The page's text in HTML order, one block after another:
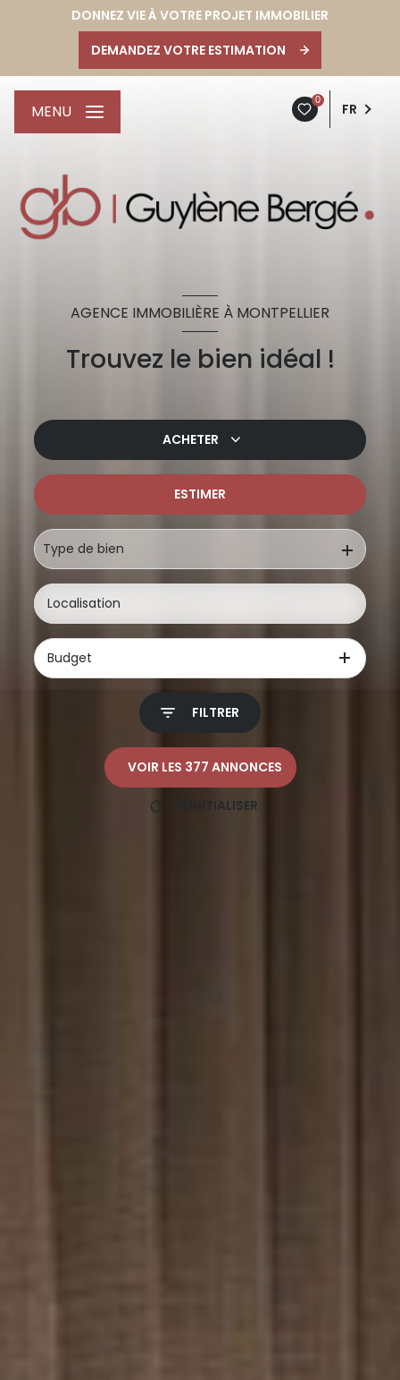
DONNEZ VIE À VOTRE PROJET IMMOBILIER
DEMANDEZ VOTRE ESTIMATION
0
FR
MENU
AGENCE IMMOBILIÈRE À MONTPELLIER
Trouvez le bien idéal !
ACHETER
De l'immo pro
ESTIMER
Type de bien
Budget
FILTRER
VOIR LES 377 ANNONCES
RÉINITIALISER